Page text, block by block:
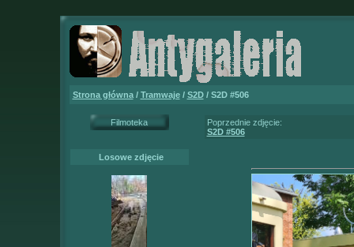
Strona główna/ Tramwaje/ S2D/ S2D #506
Filmoteka
Losowe zdjęcie
Poprzednie zdjęcie:
S2D #506